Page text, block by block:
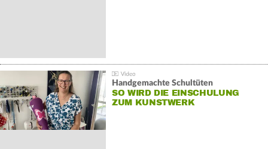
Handgemachte Schultüten
SO WIRD DIE EINSCHULUNG
ZUM KUNSTWERK